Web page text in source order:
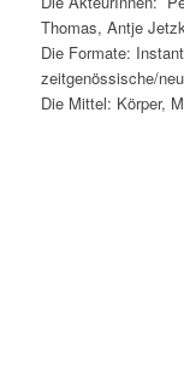
Thomas, Antje
Die Formate:
zeitgenössische/
Die Mittel: Körper,